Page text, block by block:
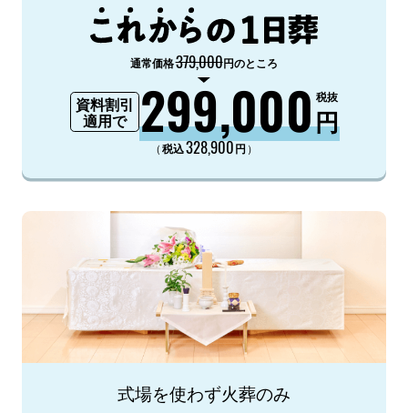
通常価格379,000円のところ
資料割引
適用で
299,000円
税抜
（税込328,900円 ）
式場を使わず火葬のみ